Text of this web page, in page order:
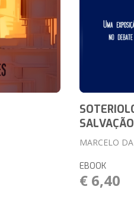
SALVAÇÃO
MARCELO
EBOOK
€ 6,40